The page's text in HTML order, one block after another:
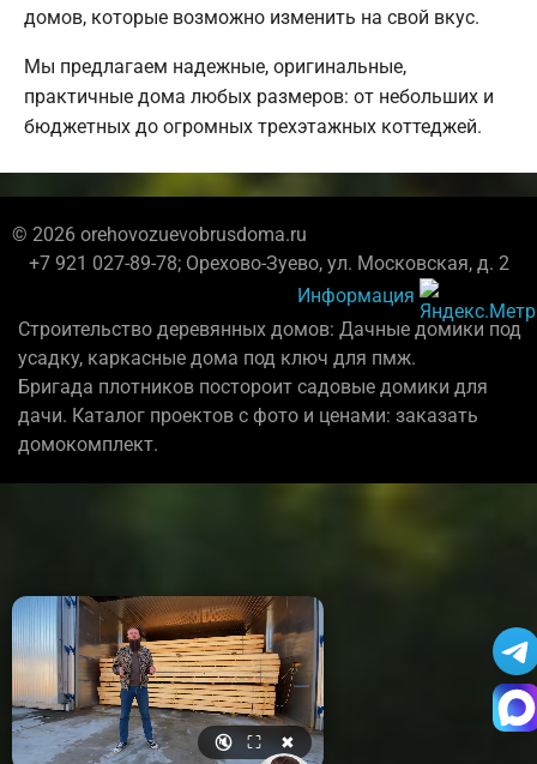
домов, которые возможно изменить на свой вкус.
Мы предлагаем надежные, оригинальные,
практичные дома любых размеров: от небольших и
бюджетных до огромных трехэтажных коттеджей.
© 2026 orehovozuevobrusdoma.ru
+7 921 027-89-78; Орехово-Зуево, ул. Московская, д. 2
Информация
Строительство деревянных домов: Дачные домики под
усадку, каркасные дома под ключ для пмж.
Бригада плотников постороит садовые домики для
дачи. Каталог проектов с фото и ценами: заказать
домокомплект.
🔇 ⛶ ✖